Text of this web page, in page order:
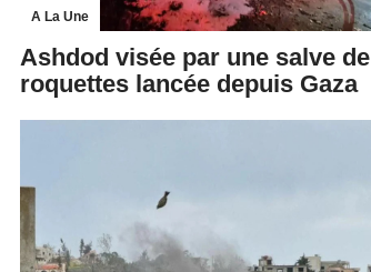
A La Une
Ashdod visée par une salve de
roquettes lancée depuis Gaza